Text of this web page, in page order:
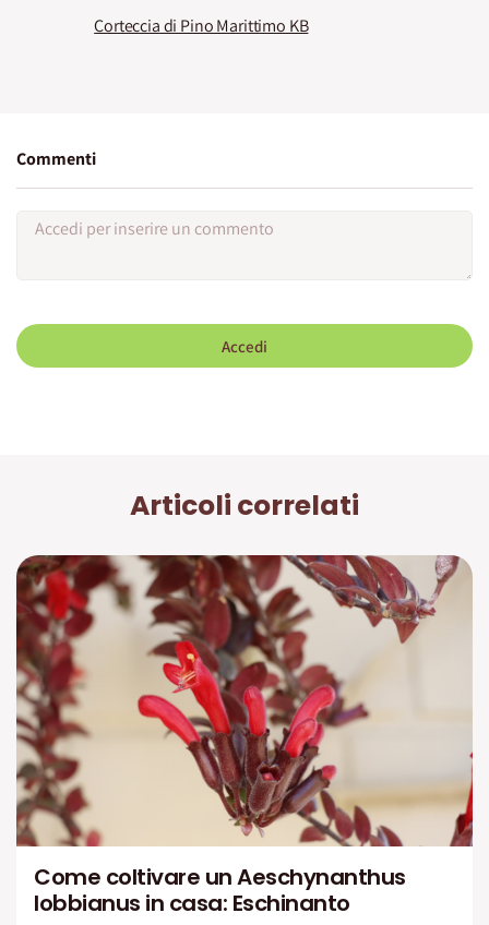
Corteccia di Pino Marittimo KB
Commenti
Accedi
Articoli correlati
Come coltivare un Aeschynanthus
lobbianus in casa: Eschinanto